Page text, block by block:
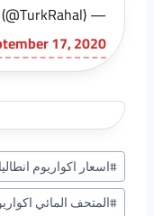
— Rahal turk turizm (@TurkRahal)
17, 2020
وسوم
المقال:
#اسعار اكواريوم انطاليا
#المتحف المائي